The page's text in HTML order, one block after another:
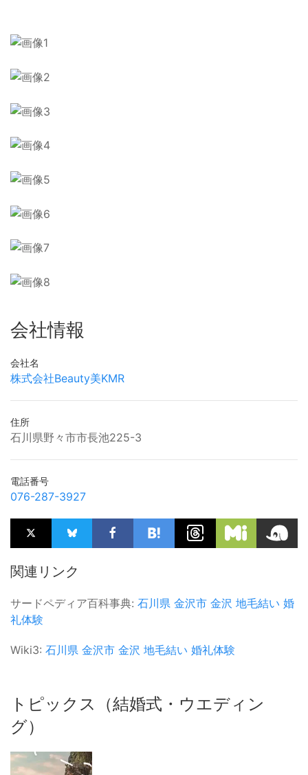
会社情報
会社名
株式会社Beauty美KMR
住所
石川県野々市市長池225-3
電話番号
076-287-3927
関連リンク
サードペディア百科事典: 石川県 金沢市 金沢 地毛結い 婚
礼体験
Wiki3: 石川県 金沢市 金沢 地毛結い 婚礼体験
トピックス（結婚式・ウエディン
グ）